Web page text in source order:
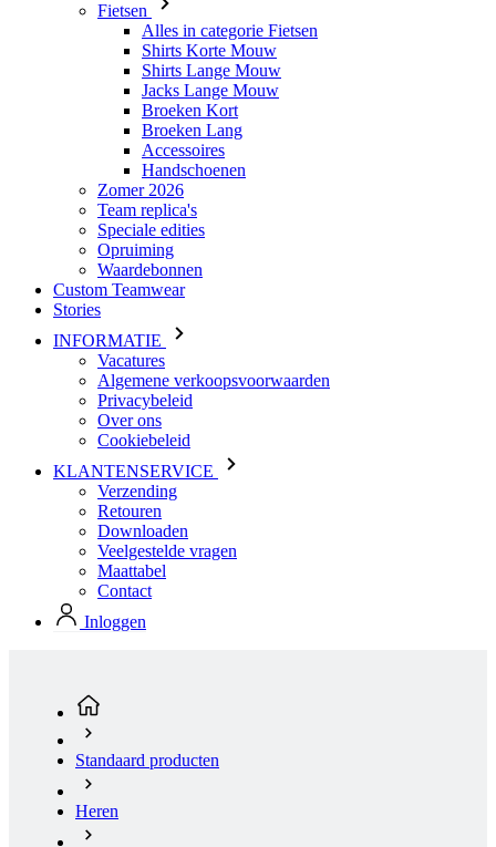
Fietsen
Alles in categorie Fietsen
Shirts Korte Mouw
Shirts Lange Mouw
Jacks Lange Mouw
Broeken Kort
Broeken Lang
Accessoires
Handschoenen
Zomer 2026
Team replica's
Speciale edities
Opruiming
Waardebonnen
Custom Teamwear
Stories
INFORMATIE
Vacatures
Algemene verkoopsvoorwaarden
Privacybeleid
Over ons
Cookiebeleid
KLANTENSERVICE
Verzending
Retouren
Downloaden
Veelgestelde vragen
Maattabel
Contact
Inloggen
Standaard producten
Heren